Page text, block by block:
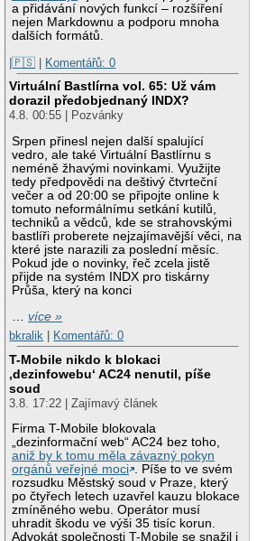
a přidávání nových funkcí – rozšíření
nejen Markdownu a podporu mnoha
dalších formátů.
|🇵🇸 | Komentářů: 0
Virtuální Bastlírna vol. 65: Už vám
dorazil předobjednaný INDX?
4.8. 00:55 | Pozvánky
Srpen přinesl nejen další spalující
vedro, ale také Virtuální Bastlírnu s
neméně žhavými novinkami. Využijte
tedy předpovědi na deštivý čtvrteční
večer a od 20:00 se připojte online k
tomuto neformálnímu setkání kutilů,
techniků a vědců, kde se strahovskými
bastlíři proberete nejzajímavější věci, na
které jste narazili za poslední měsíc.
Pokud jde o novinky, řeč zcela jistě
přijde na systém INDX pro tiskárny
Průša, který na konci
…více »
bkralik
Komentářů: 0
T-Mobile nikdo k blokaci
‚dezinfowebu‘ AC24 nenutil, píše
soud
3.8. 17:22 | Zajímavý článek
Firma T-Mobile blokovala
„dezinformační web“ AC24 bez toho,
aniž by k tomu měla závazný pokyn
orgánů veřejné moci . Píše to ve svém
rozsudku Městský soud v Praze, který
po čtyřech letech uzavřel kauzu blokace
zmíněného webu. Operátor musí
uhradit škodu ve výši 35 tisíc korun.
Advokát společnosti T-Mobile se snažil i